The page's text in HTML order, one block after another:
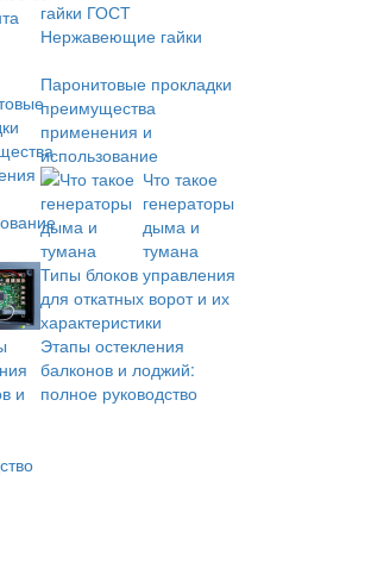
Нержавеющие гайки
Паронитовые прокладки
преимущества
применения и
использование
Что такое
генераторы
дыма и
тумана
Типы блоков управления
для откатных ворот и их
характеристики
Этапы остекления
балконов и лоджий:
полное руководство